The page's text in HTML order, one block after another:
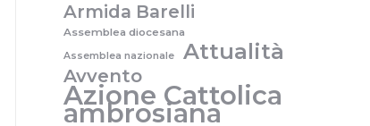
Armida Barelli
Assemblea diocesana
Assemblea nazionale Attualità
Avvento
Azione Cattolica
ambrosiana